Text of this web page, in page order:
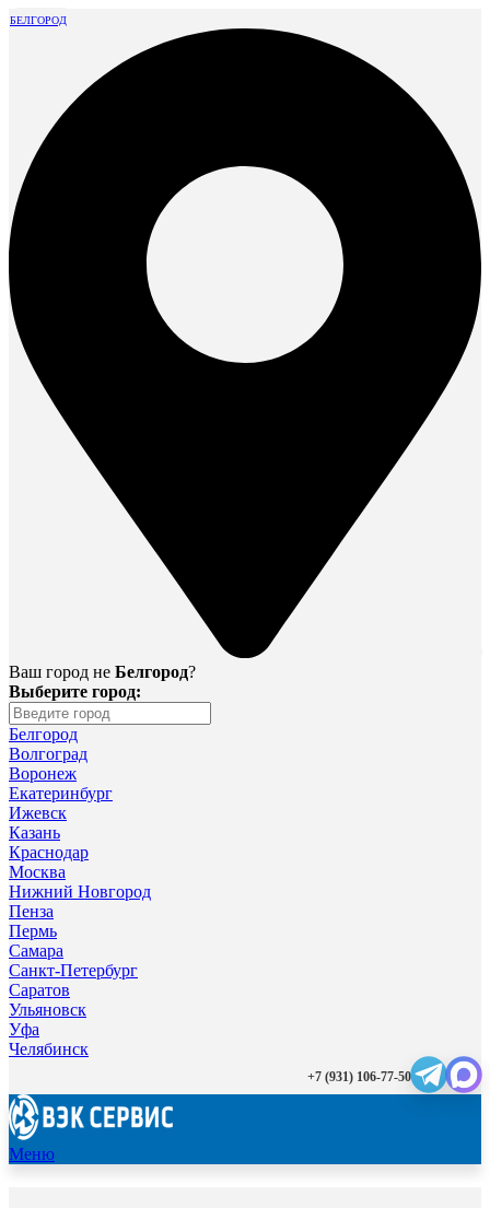
БЕЛГОРОД
Ваш город не Белгород?
Выберите город:
Белгород
Волгоград
Воронеж
Екатеринбург
Ижевск
Казань
Краснодар
Москва
Нижний Новгород
Пенза
Пермь
Самара
Санкт-Петербург
Саратов
Ульяновск
Уфа
Челябинск
+7 (931) 106-77-50
Меню